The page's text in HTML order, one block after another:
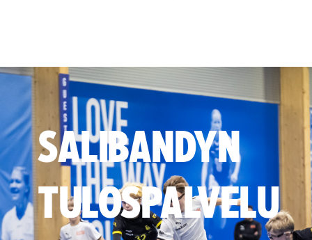
SALIBANDYN
TULOSPALVELU